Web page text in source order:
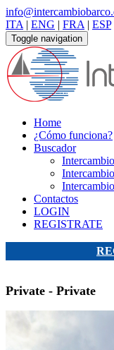
ITA | ENG | FRA | ESP
Toggle navigation
Home
¿Cómo funciona?
Buscador
Contactos
LOGIN
REGISTRATE
Private - Private